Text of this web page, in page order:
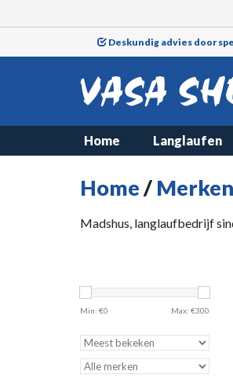
Deskundig advies door
Home Langlaufen
Home/ Merken
Madshus, langlaufbedrijf
Min: €0 Max: €300